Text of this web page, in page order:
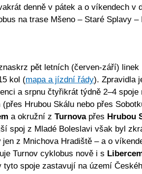
denně v pátek a o víkendech v
na trase Mšeno – Staré Splavy –
pět letních (červen-září) linek
kol (mapa a jízdní řády). Zpravidla
a srpnu čtyřikrát týdně 2–4 spoje
(přes Hrubou Skálu nebo přes
a okružní z Turnovapřes Hrubou
spoj z Mladé Boleslavi však byl
jen z Mnichova Hradiště – a o
Turnov cyklobus nově i s
tyto spoje zastavují na území